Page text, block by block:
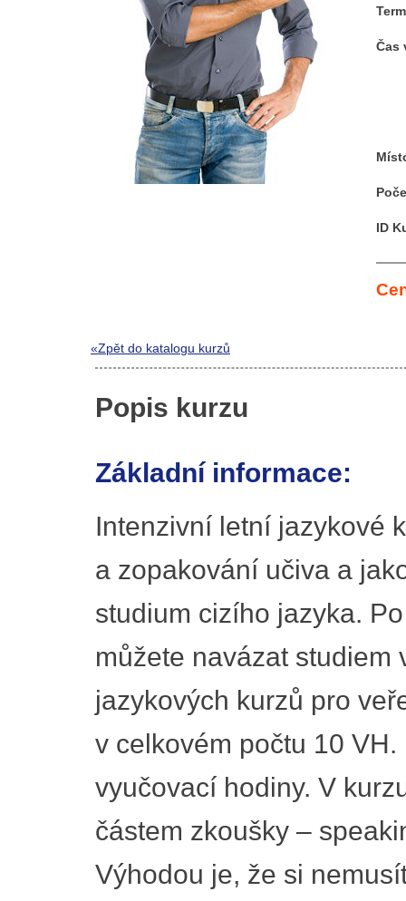
Čas
ID
«Zpět do katalogu kurzů
Popis kurzu
Základní informace:
Intenzivní letní jazykové
a zopakování učiva a
studium cizího jazyka.
můžete navázat studiem
jazykových kurzů pro
v celkovém počtu 10
vyučovací hodiny. V
částem zkoušky –
Výhodou je, že si